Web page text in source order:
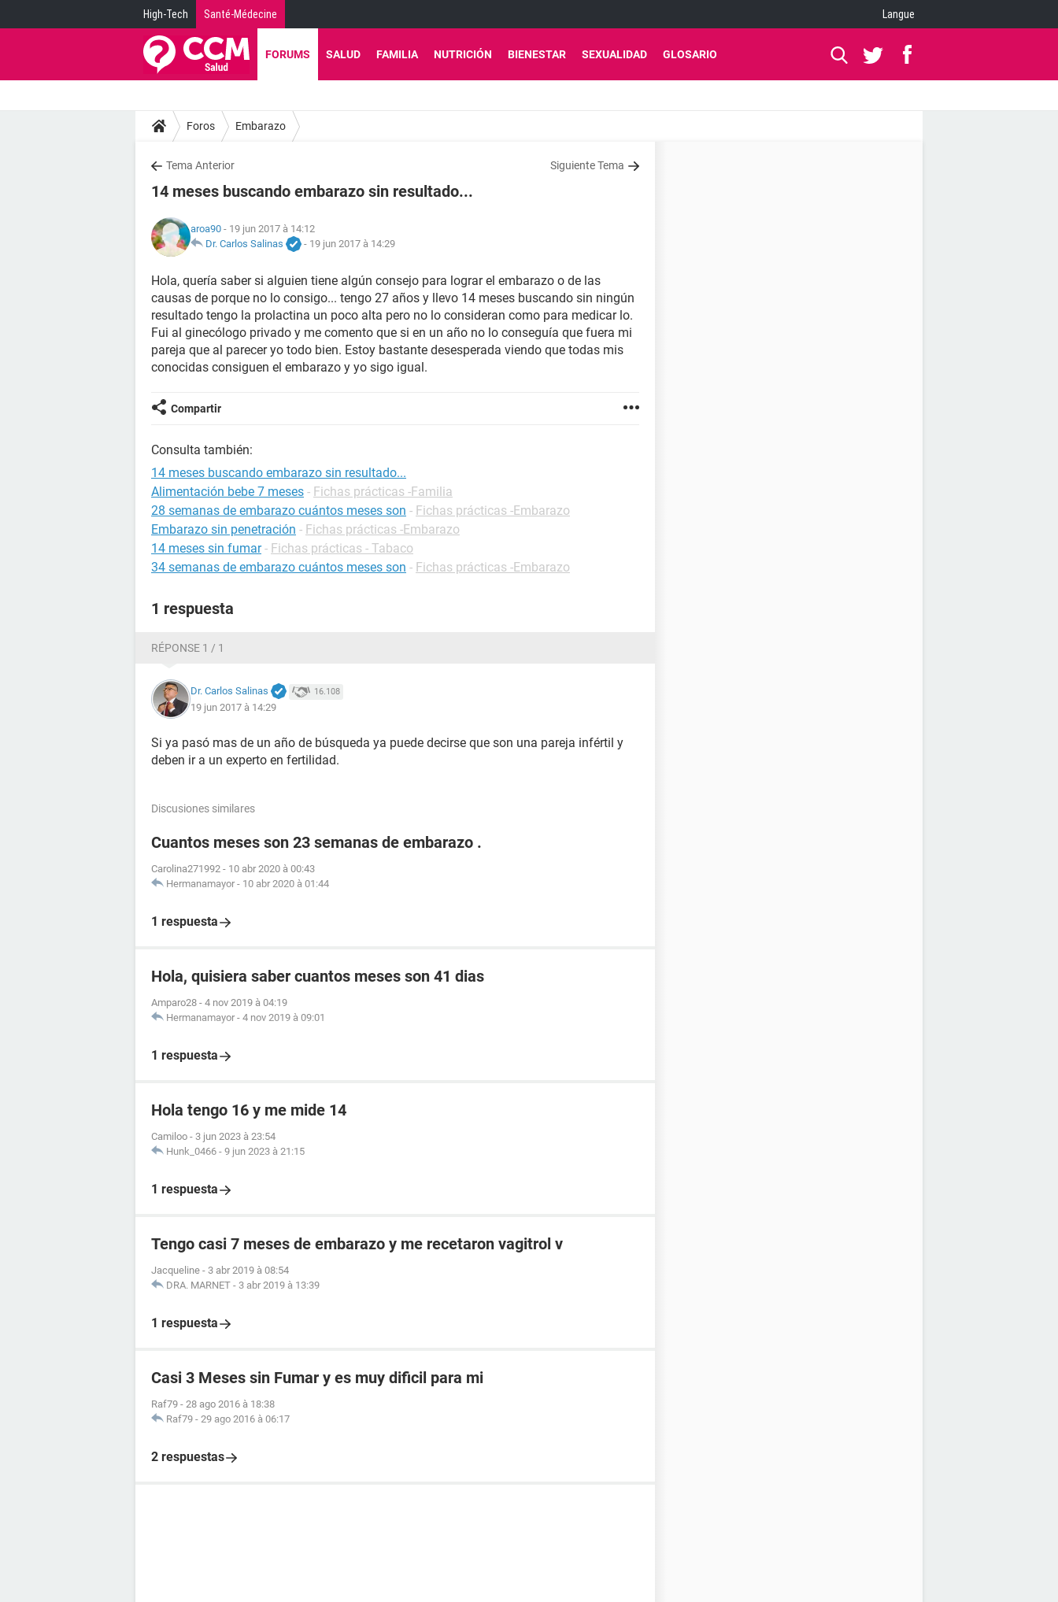
High-Tech Santé-Médecine Langue
FORUMS SALUD FAMILIA NUTRICIÓN BIENESTAR SEXUALIDAD GLOSARIO
Foros Embarazo
Tema Anterior Siguiente Tema
14 meses buscando embarazo sin resultado...
aroa90 - 19 jun 2017 à 14:12
Dr. Carlos Salinas
- 19 jun 2017 à 14:29
Hola, quería saber si alguien tiene algún consejo para lograr el embarazo o de las
causas de porque no lo consigo... tengo 27 años y llevo 14 meses buscando sin ningún
resultado tengo la prolactina un poco alta pero no lo consideran como para medicar lo.
Fui al ginecólogo privado y me comento que si en un año no lo conseguía que fuera mi
pareja que al parecer yo todo bien. Estoy bastante desesperada viendo que todas mis
conocidas consiguen el embarazo y yo sigo igual.
Compartir
Consulta también:
14 meses buscando embarazo sin resultado...
Alimentación bebe 7 meses - Fichas prácticas -Familia
28 semanas de embarazo cuántos meses son - Fichas prácticas -Embarazo
Embarazo sin penetración - Fichas prácticas -Embarazo
14 meses sin fumar - Fichas prácticas - Tabaco
34 semanas de embarazo cuántos meses son - Fichas prácticas -Embarazo
1 respuesta
RÉPONSE 1 / 1
Dr. Carlos Salinas 16.108
19 jun 2017 à 14:29
Si ya pasó mas de un año de búsqueda ya puede decirse que son una pareja infértil y
deben ir a un experto en fertilidad.
Discusiones similares
Cuantos meses son 23 semanas de embarazo .
Carolina271992 - 10 abr 2020 à 00:43
Hermanamayor - 10 abr 2020 à 01:44
1 respuesta
Hola, quisiera saber cuantos meses son 41 dias
Amparo28 - 4 nov 2019 à 04:19
Hermanamayor - 4 nov 2019 à 09:01
1 respuesta
Hola tengo 16 y me mide 14
Camiloo - 3 jun 2023 à 23:54
Hunk_0466 - 9 jun 2023 à 21:15
1 respuesta
Tengo casi 7 meses de embarazo y me recetaron vagitrol v
Jacqueline - 3 abr 2019 à 08:54
DRA. MARNET - 3 abr 2019 à 13:39
1 respuesta
Casi 3 Meses sin Fumar y es muy dificil para mi
Raf79 - 28 ago 2016 à 18:38
Raf79 - 29 ago 2016 à 06:17
2 respuestas